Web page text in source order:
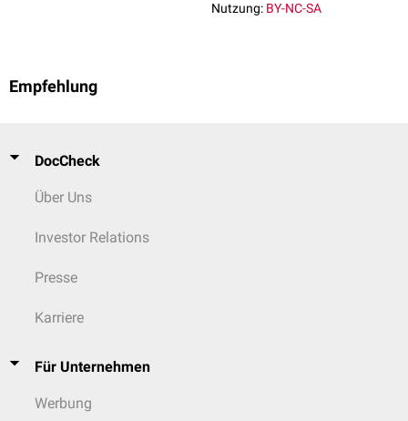
Nutzung: BY-NC-SA
Empfehlung
DocCheck
Über Uns
Investor Relations
Presse
Karriere
Für Unternehmen
Werbung